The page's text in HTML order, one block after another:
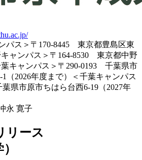
パス＞〒170-8445 東京都豊島区東
キャンパス＞〒164-8530 東京都中野
葉キャンパス＞〒290-0193 千葉県市
（2026年度まで）＜千葉キャンパス
県市原市ちはら台西6-19（2027年
永 寛子
リース